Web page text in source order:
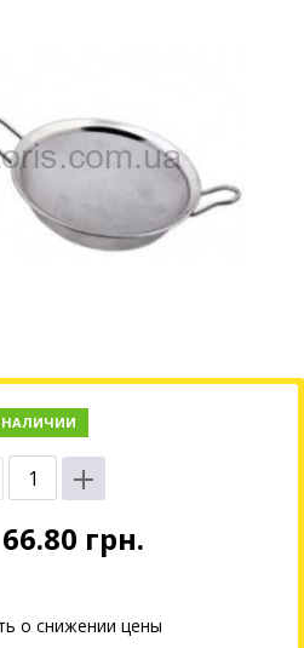
НАЛИЧИИ
66.80 грн.
о снижении цены